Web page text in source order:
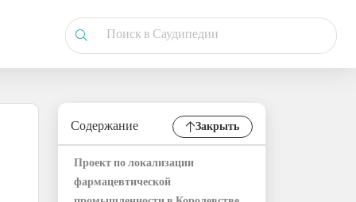
Содержание Закрыть
Проект по локализации
фармацевтической